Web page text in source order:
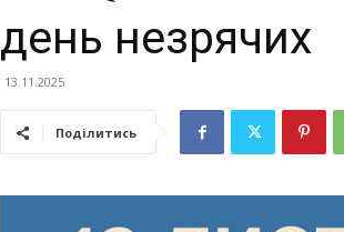
день незрячих
13.11.2025
Поділитись